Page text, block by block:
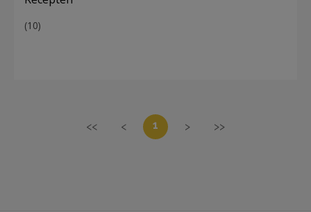
(10)
<< < 1 > >>